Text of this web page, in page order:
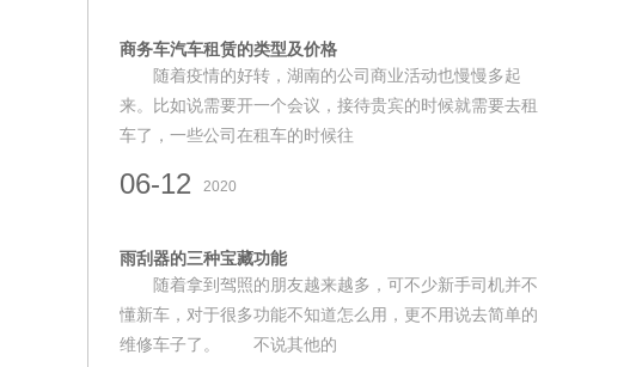
商务车汽车租赁的类型及价格
随着疫情的好转，湖南的公司商业活动也慢慢多起
来。比如说需要开一个会议，接待贵宾的时候就需要去租
车了，一些公司在租车的时候往
06-12 2020
雨刮器的三种宝藏功能
随着拿到驾照的朋友越来越多，可不少新手司机并不
懂新车，对于很多功能不知道怎么用，更不用说去简单的
维修车子了。 不说其他的